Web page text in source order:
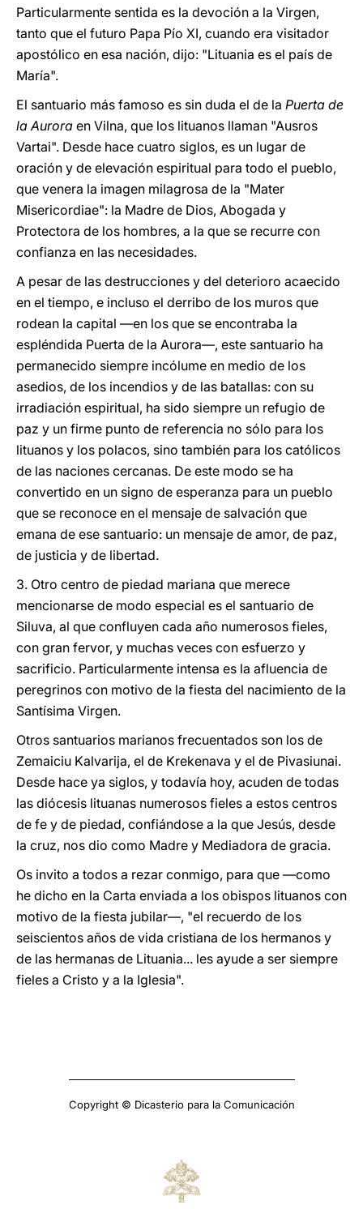
Particularmente sentida es la devoción a la Virgen,
tanto que el futuro Papa Pío XI, cuando era visitador
apostólico en esa nación, dijo: "Lituania es el país de
María".
El santuario más famoso es sin duda el de la Puerta de
la Aurora en Vilna, que los lituanos llaman "Ausros
Vartai". Desde hace cuatro siglos, es un lugar de
oración y de elevación espiritual para todo el pueblo,
que venera la imagen milagrosa de la "Mater
Misericordiae": la Madre de Dios, Abogada y
Protectora de los hombres, a la que se recurre con
confianza en las necesidades.
A pesar de las destrucciones y del deterioro acaecido
en el tiempo, e incluso el derribo de los muros que
rodean la capital ―en los que se encontraba la
espléndida Puerta de la Aurora―, este santuario ha
permanecido siempre incólume en medio de los
asedios, de los incendios y de las batallas: con su
irradiación espiritual, ha sido siempre un refugio de
paz y un firme punto de referencia no sólo para los
lituanos y los polacos, sino también para los católicos
de las naciones cercanas. De este modo se ha
convertido en un signo de esperanza para un pueblo
que se reconoce en el mensaje de salvación que
emana de ese santuario: un mensaje de amor, de paz,
de justicia y de libertad.
3. Otro centro de piedad mariana que merece
mencionarse de modo especial es el santuario de
Siluva, al que confluyen cada año numerosos fieles,
con gran fervor, y muchas veces con esfuerzo y
sacrificio. Particularmente intensa es la afluencia de
peregrinos con motivo de la fiesta del nacimiento de la
Santísima Virgen.
Otros santuarios marianos frecuentados son los de
Zemaiciu Kalvarija, el de Krekenava y el de Pivasiunai.
Desde hace ya siglos, y todavía hoy, acuden de todas
las diócesis lituanas numerosos fieles a estos centros
de fe y de piedad, confiándose a la que Jesús, desde
la cruz, nos dio como Madre y Mediadora de gracia.
Os invito a todos a rezar conmigo, para que ―como
he dicho en la Carta enviada a los obispos lituanos con
motivo de la fiesta jubilar―, "el recuerdo de los
seiscientos años de vida cristiana de los hermanos y
de las hermanas de Lituania... les ayude a ser siempre
fieles a Cristo y a la Iglesia".
Copyright © Dicasterio para la Comunicación